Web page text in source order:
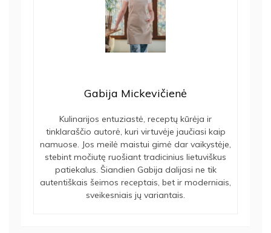
Gabija Mickevičienė
Kulinarijos entuziastė, receptų kūrėja ir
tinklaraščio autorė, kuri virtuvėje jaučiasi kaip
namuose. Jos meilė maistui gimė dar vaikystėje,
stebint močiutę ruošiant tradicinius lietuviškus
patiekalus. Šiandien Gabija dalijasi ne tik
autentiškais šeimos receptais, bet ir moderniais,
sveikesniais jų variantais.